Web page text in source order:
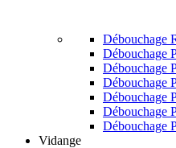
Débouchage
Débouchage
Débouchage
Débouchage
Débouchage
Débouchage
Débouchage
Vidange